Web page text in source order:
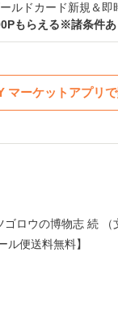
ルドカード新規＆即
もらえる※諸条件あ
マーケットアプリ
ゴロウの博物志 続 （
ル便送料無料】